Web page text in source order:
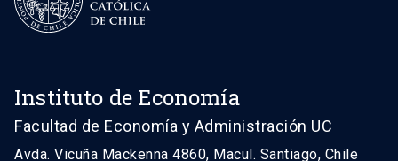
Instituto de Economía
Facultad de Economía y Administración UC
Avda. Vicuña Mackenna 4860, Macul. Santiago, Chile